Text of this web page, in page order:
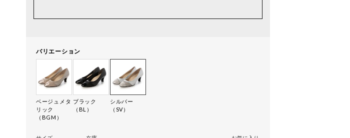
バリエーション
ベージュメタ
リック
（BGM）
ブラック
（BL）
シルバー
（SV）